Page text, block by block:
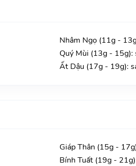
Nhâm Ngọ (11g -
Quý Mùi (13g - 15g):
Ất Dậu (17g - 19g):
Giáp Thân (15g -
Bính Tuất (19g -